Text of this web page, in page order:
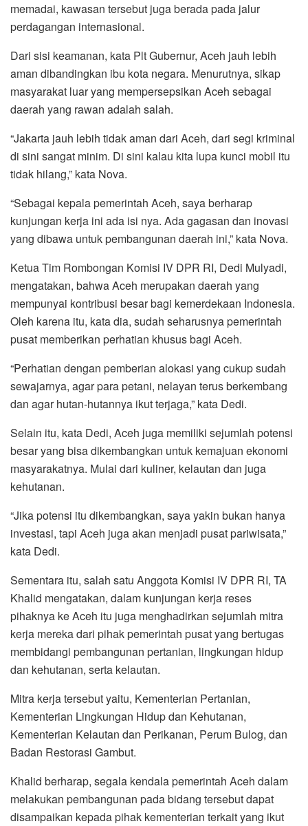
memadai, kawasan tersebut juga berada pada jalur
perdagangan internasional.
Dari sisi keamanan, kata Plt Gubernur, Aceh jauh lebih
aman dibandingkan ibu kota negara. Menurutnya, sikap
masyarakat luar yang mempersepsikan Aceh sebagai
daerah yang rawan adalah salah.
“Jakarta jauh lebih tidak aman dari Aceh, dari segi kriminal
di sini sangat minim. Di sini kalau kita lupa kunci mobil itu
tidak hilang,” kata Nova.
“Sebagai kepala pemerintah Aceh, saya berharap
kunjungan kerja ini ada isi nya. Ada gagasan dan inovasi
yang dibawa untuk pembangunan daerah ini,” kata Nova.
Ketua Tim Rombongan Komisi IV DPR RI, Dedi Mulyadi,
mengatakan, bahwa Aceh merupakan daerah yang
mempunyai kontribusi besar bagi kemerdekaan Indonesia.
Oleh karena itu, kata dia, sudah seharusnya pemerintah
pusat memberikan perhatian khusus bagi Aceh.
“Perhatian dengan pemberian alokasi yang cukup sudah
sewajarnya, agar para petani, nelayan terus berkembang
dan agar hutan-hutannya ikut terjaga,” kata Dedi.
Selain itu, kata Dedi, Aceh juga memiliki sejumlah potensi
besar yang bisa dikembangkan untuk kemajuan ekonomi
masyarakatnya. Mulai dari kuliner, kelautan dan juga
kehutanan.
“Jika potensi itu dikembangkan, saya yakin bukan hanya
investasi, tapi Aceh juga akan menjadi pusat pariwisata,”
kata Dedi.
Sementara itu, salah satu Anggota Komisi IV DPR RI, TA
Khalid mengatakan, dalam kunjungan kerja reses
pihaknya ke Aceh itu juga menghadirkan sejumlah mitra
kerja mereka dari pihak pemerintah pusat yang bertugas
membidangi pembangunan pertanian, lingkungan hidup
dan kehutanan, serta kelautan.
Mitra kerja tersebut yaitu, Kementerian Pertanian,
Kementerian Lingkungan Hidup dan Kehutanan,
Kementerian Kelautan dan Perikanan, Perum Bulog, dan
Badan Restorasi Gambut.
Khalid berharap, segala kendala pemerintah Aceh dalam
melakukan pembangunan pada bidang tersebut dapat
disampaikan kepada pihak kementerian terkait yang ikut